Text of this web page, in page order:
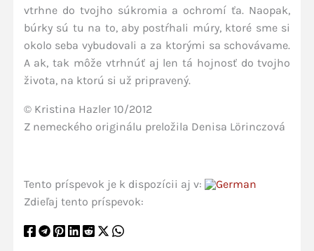
vtrhne do tvojho súkromia a ochromí ťa. Naopak,
búrky sú tu na to, aby postŕhali múry, ktoré sme si
okolo seba vybudovali a za ktorými sa schovávame.
A ak, tak môže vtrhnúť aj len tá hojnosť do tvojho
života, na ktorú si už pripravený.
© Kristina Hazler 10/2012
Z nemeckého originálu preložila Denisa Lörinczová
Tento príspevok je k dispozícii aj v:
Zdieľaj tento príspevok: